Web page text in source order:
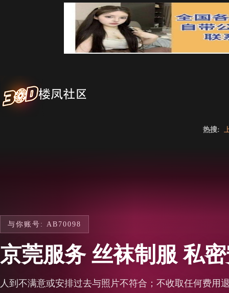
热搜:
与你账号: AB70098
京莞服务 丝袜制服 私
人到不满意或安排过去与照片不符合；不收取任何费用